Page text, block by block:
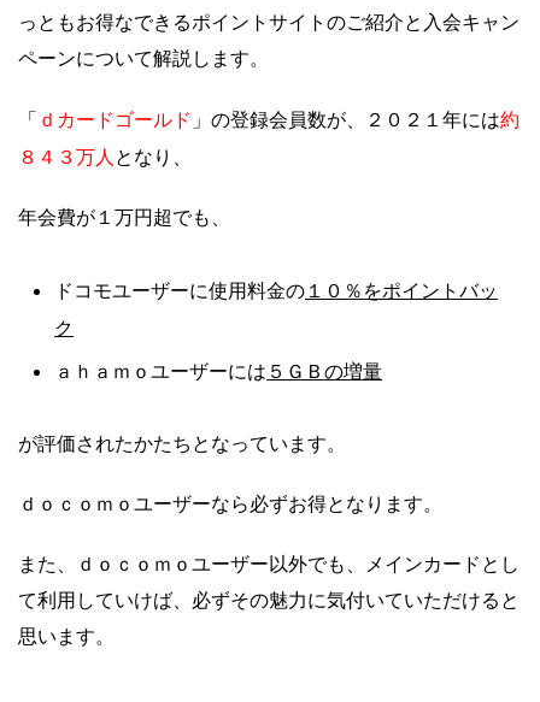
っともお得なできるポイントサイトのご紹介と入会キャン
ペーンについて解説します。
「 ｄカードゴールド 」の登録会員数が、２０２１年には約
８４３万人 となり、
年会費が１万円超でも、
ドコモユーザーに使用料金の １０％をポイントバッ
ク
ａｈａｍｏユーザーには ５ＧＢの増量
が評価されたかたちとなっています。
ｄｏｃｏｍｏユーザーなら必ずお得となります。
また、ｄｏｃｏｍｏユーザー以外でも、メインカードとし
て利用していけば、必ずその魅力に気付いていただけると
思います。